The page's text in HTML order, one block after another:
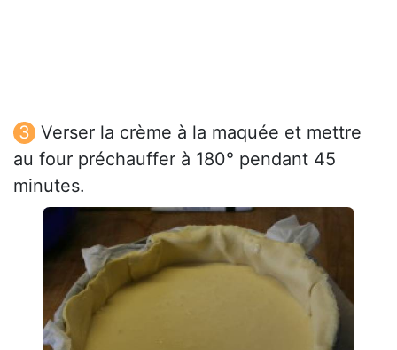
Verser la crème à la maquée et mettre
au four préchauffer à 180° pendant 45
minutes.